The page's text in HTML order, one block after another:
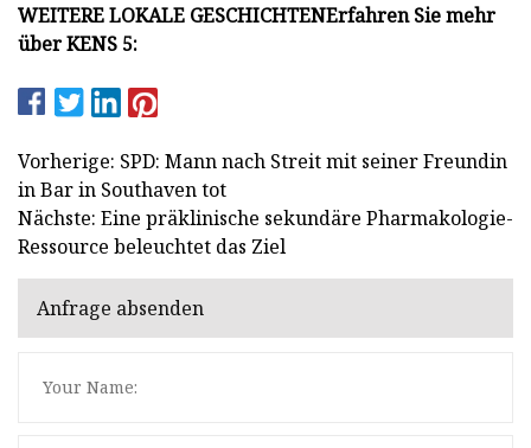
WEITERE LOKALE GESCHICHTENErfahren Sie mehr
über KENS 5:
Vorherige: SPD: Mann nach Streit mit seiner Freundin
in Bar in Southaven tot
Nächste: Eine präklinische sekundäre Pharmakologie-
Ressource beleuchtet das Ziel
Anfrage absenden